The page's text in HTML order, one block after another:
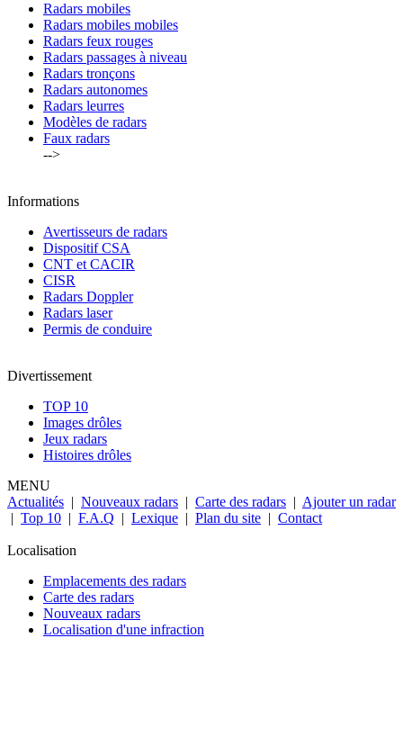
Radars mobiles
Radars mobiles mobiles
Radars feux rouges
Radars passages à niveau
Radars tronçons
Radars autonomes
Radars leurres
Modèles de radars
Faux radars
-->
Informations
Avertisseurs de radars
Dispositif CSA
CNT et CACIR
CISR
Radars Doppler
Radars laser
Permis de conduire
Divertissement
TOP 10
Images drôles
Jeux radars
Histoires drôles
MENU
Actualités | Nouveaux radars | Carte des radars | Ajouter un radar
| Top 10 | F.A.Q | Lexique | Plan du site | Contact
Localisation
Emplacements des radars
Carte des radars
Nouveaux radars
Localisation d'une infraction